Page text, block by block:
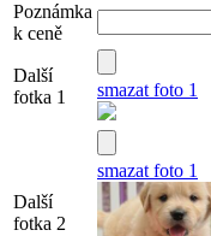
Poznámka
k ceně
Další
fotka 1
smazat foto 1
Další
fotka 2
smazat foto 1